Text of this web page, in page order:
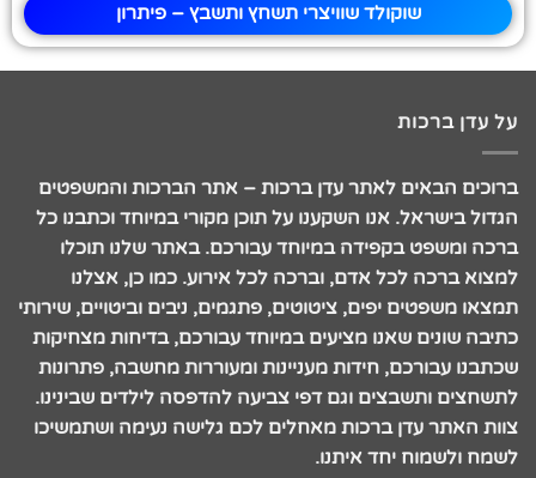
שוקולד שוויצרי תשחץ ותשבץ – פיתרון
על עדן ברכות
ברוכים הבאים לאתר עדן ברכות – אתר הברכות והמשפטים
הגדול בישראל. אנו השקענו על תוכן מקורי במיוחד וכתבנו כל
ברכה ומשפט בקפידה במיוחד עבורכם. באתר שלנו תוכלו
למצוא ברכה לכל אדם, וברכה לכל אירוע. כמו כן, אצלנו
תמצאו משפטים יפים, ציטוטים, פתגמים, ניבים וביטויים, שירותי
כתיבה שונים שאנו מציעים במיוחד עבורכם, בדיחות מצחיקות
שכתבנו עבורכם, חידות מעניינות ומעוררות מחשבה, פתרונות
לתשחצים ותשבצים וגם דפי צביעה להדפסה לילדים שבינינו.
צוות האתר עדן ברכות מאחלים לכם גלישה נעימה ושתמשיכו
לשמח ולשמוח יחד איתנו.